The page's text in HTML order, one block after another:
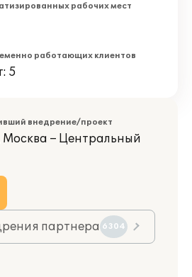
рабочих мест
работающих клиентов
5
внедрение/проект
Москва – Центральный
партнера 6304